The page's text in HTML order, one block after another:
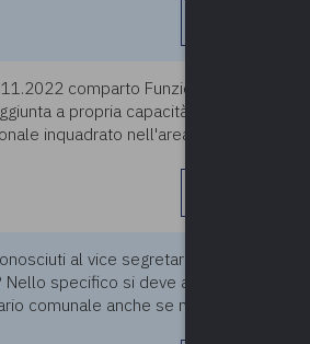
comparto Funzioni Locali, sia
a propria capacità assunzionale
inquadrato nell'area degli operatori
al vice segretario di un comune
specifico si deve applicare il limite
comunale anche se non è titolare della